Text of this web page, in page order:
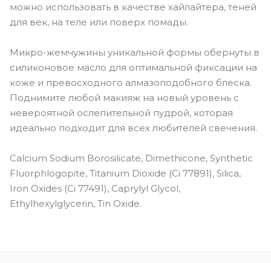
можно использовать в качестве хайлайтера, теней
для век, на теле или поверх помады.
Микро-жемчужины уникальной формы обернуты в
силиконовое масло для оптимальной фиксации на
коже и превосходного алмазоподобного блеска.
Поднимите любой макияж на новый уровень с
невероятной ослепительной пудрой, которая
идеально подходит для всех любителей свечения.
Calcium Sodium Borosilicate, Dimethicone, Synthetic
Fluorphlogopite, Titanium Dioxide (Ci 77891), Silica,
Iron Oxides (Ci 77491), Caprylyl Glycol,
Ethylhexylglycerin, Tin Oxide.